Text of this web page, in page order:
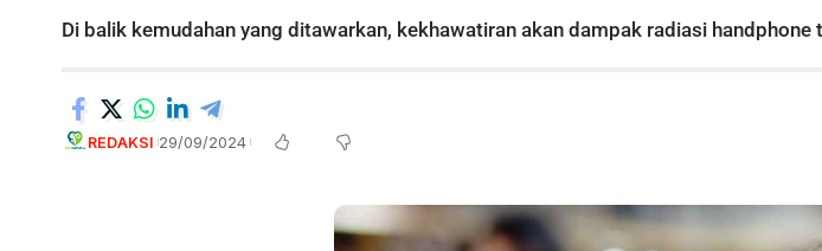
Di balik kemudahan yang ditawarkan, kekhawatiran akan dampak radiasi
REDAKSI 29/09/2024